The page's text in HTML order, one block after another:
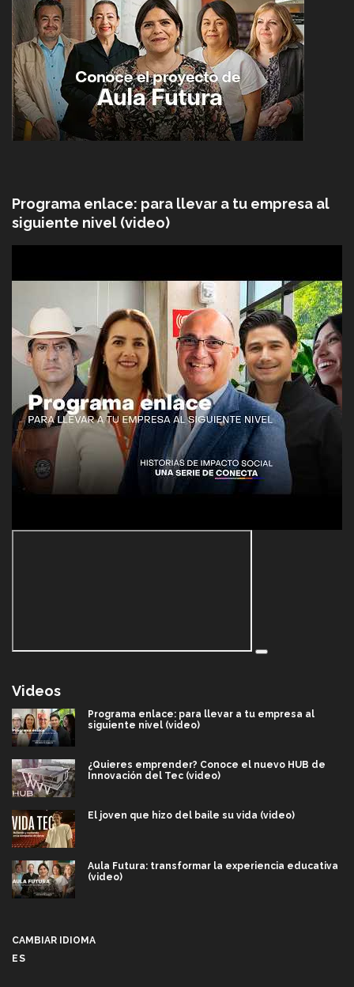
Programa enlace: para llevar a tu empresa al
siguiente nivel (video)
Videos
Programa enlace: para llevar a tu empresa al
siguiente nivel (video)
¿Quieres emprender? Conoce el nuevo HUB de
Innovación del Tec (video)
El joven que hizo del baile su vida (video)
Aula Futura: transformar la experiencia educativa
(video)
CAMBIAR IDIOMA
ES